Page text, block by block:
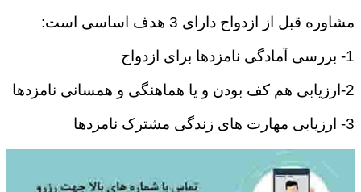
مشاوره قبل از ازدواج دارای 3 هدف اساسی است:
1- بررسی آمادگی نامزدها برای ازدواج
2-ارزیابی هم کف بودن و یا هماهنگی و همسانی نامزدها
3- ارزیابی مهارت های زندگی مشترک نامزدها